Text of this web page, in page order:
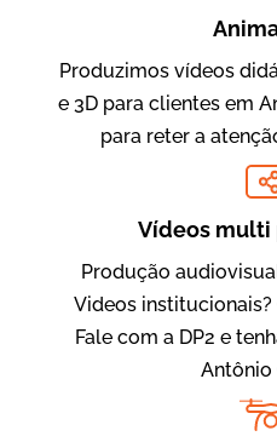
Produzimos vídeos
e 3D para clientes em
para reter a
Vídeos
Produção
Videos
Fale com a DP2 e
Antônio